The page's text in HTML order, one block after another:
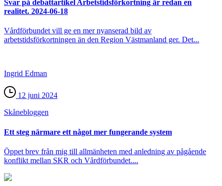
Svar på debattartikel Arbetstidsförkortning är redan en
realitet. 2024-06-18
Vårdförbundet vill ge en mer nyanserad bild av
arbetstidsförkortningen än den Region Västmanland ger. Det...
Ingrid Edman
12 juni 2024
Skåne­bloggen
Ett steg närmare ett något mer fungerande system
Öppet brev från mig till allmänheten med anledning av pågående
konflikt mellan SKR och Vårdförbundet....